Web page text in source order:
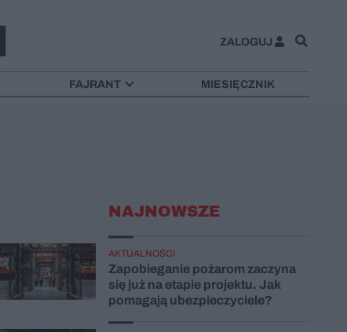
ZALOGUJ
FAJRANT MIESIĘCZNIK
NAJNOWSZE
AKTUALNOŚCI
Zapobieganie pożarom zaczyna
się już na etapie projektu. Jak
pomagają ubezpieczyciele?